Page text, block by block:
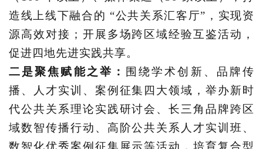
造线上线下融合的 “公共关系汇客厅”，实现资
源高效对接；开展多场跨区域经验互鉴活动，
促进四地先进实践共享。
二是聚焦赋能之举：
围绕学术创新、品牌传
播、人才实训、案例征集四大领域，举办新时
代公共关系理论实践研讨会、长三角品牌跨区
域数智传播行动、高阶公共关系人才实训班、
数智化优秀案例征集展示等活动，培育复合型